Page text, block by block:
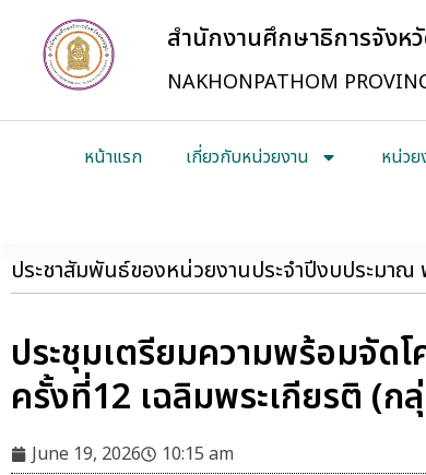
สำนักงานศึกษาธิการจังห
NAKHONPATHOM
หน้าแรก เกี่ยวกับหน่วยงาน หน่วย
ประชาสัมพันธ์ของหน่วยงานประจำปีงบประมาณ
ประชุมเตรียมความพร้อมจัด
ครั้งที่12 เฉลิมพระเกียรติ (
June 19, 2026 10:15 am